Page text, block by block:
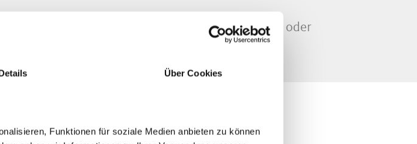
Über Cookies
Funktionen für soziale Medien anbieten zu können
du ausreichend Power gespart, um den einen oder